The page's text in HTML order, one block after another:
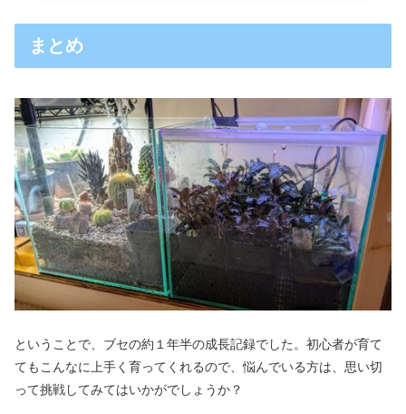
まとめ
ということで、ブセの約１年半の成長記録でした。初心者が育て
てもこんなに上手く育ってくれるので、悩んでいる方は、思い切
って挑戦してみてはいかがでしょうか？